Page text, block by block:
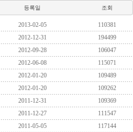
등록일 조회
2013-02-05
110381
2012-12-31
194499
2012-09-28
106047
2012-06-08
115071
2012-01-20
109489
2012-01-20
109262
2011-12-31
109369
2011-12-27
111547
2011-05-05
117144